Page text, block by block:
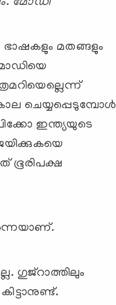
മോഡി
ഭാഷകളും മതങ്ങളും
ചെയ്യപ്പെടുമ്പോള്‍
ഇന്ത്യയുടെ
ഭൂരിപക്ഷ
ഗുജ്‌റാത്തിലും